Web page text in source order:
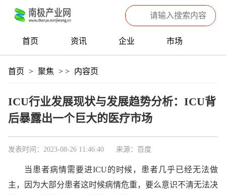
首页 资讯 企业 市场
首页 > 聚焦 > > 内容页
ICU行业发展现状与发展趋势分析：ICU背
后暴露出一个巨大的医疗市场
发表时间：2023-08-26 11:46:40 来源：百度
当患者病情需要进ICU的时候，患者几乎已经无法做
主，因为大部分患者这时候病情危重，要么意识不清无法决